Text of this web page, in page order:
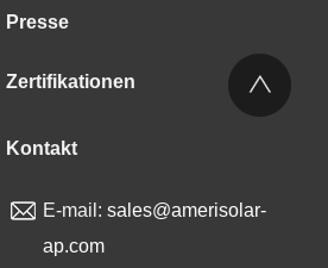
Presse
Zertifikationen
Kontakt
E-mail:sales@amerisolar-
ap.com